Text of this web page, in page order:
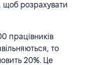
щоб розрахувати
працівників
то
20%. Це